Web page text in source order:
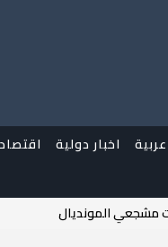
اخبار دولية اقتصاد
مشجعي المونديال